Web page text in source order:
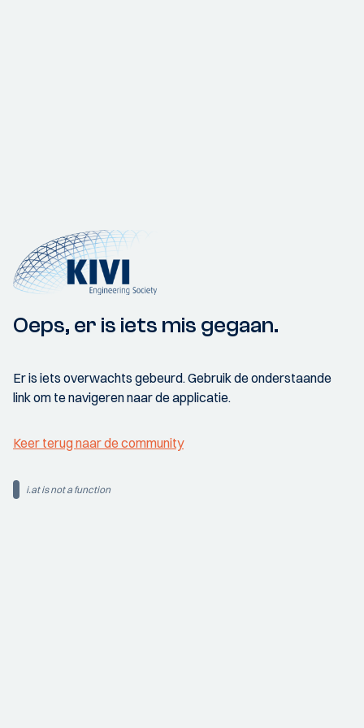
Oeps, er is iets mis gegaan.
Er is iets overwachts gebeurd. Gebruik de onderstaande
link om te navigeren naar de applicatie.
Keer terug naar de community
i.at is not a function